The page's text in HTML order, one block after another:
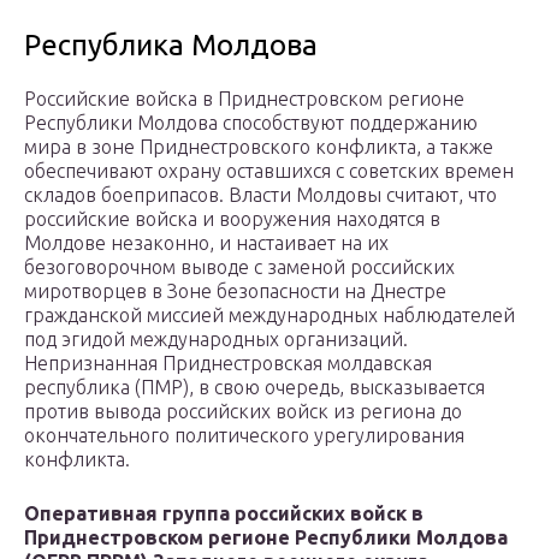
Республика Молдова
Российские войска в Приднестровском регионе
Республики Молдова способствуют поддержанию
мира в зоне Приднестровского конфликта, а также
обеспечивают охрану оставшихся с советских времен
складов боеприпасов. Власти Молдовы считают, что
российские войска и вооружения находятся в
Молдове незаконно, и настаивает на их
безоговорочном выводе с заменой российских
миротворцев в Зоне безопасности на Днестре
гражданской миссией международных наблюдателей
под эгидой международных организаций.
Непризнанная Приднестровская молдавская
республика (ПМР), в свою очередь, высказывается
против вывода российских войск из региона до
окончательного политического урегулирования
конфликта.
Оперативная группа российских войск в
Приднестровском регионе Республики Молдова